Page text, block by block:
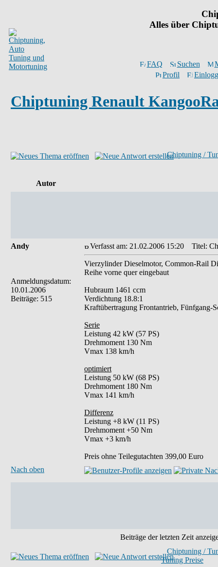
Alles über
FAQ Suchen
Profil
Chiptuning Renault
Chiptuning /
Autor
Andy
Anmeldungsdatum:
10.01.2006
Beiträge: 515
Verfasst am: 21.02.2006 15:20 Titel:
Vierzylinder Dieselmotor, Common-Rail
Reihe vorne quer eingebaut
Hubraum 1461 ccm
Verdichtung 18.8:1
Kraftübertragung Frontantrieb, Fünfgang-
Serie
Leistung 42 kW (57 PS)
Drehmoment 130 Nm
Vmax 138 km/h
optimiert
Leistung 50 kW (68 PS)
Drehmoment 180 Nm
Vmax 141 km/h
Differenz
Leistung +8 kW (11 PS)
Drehmoment +50 Nm
Vmax +3 km/h
Preis ohne Teilegutachten 399,00 Euro
Nach oben
Beiträge der letzten Zeit
Chiptuning /
Tuning Preise